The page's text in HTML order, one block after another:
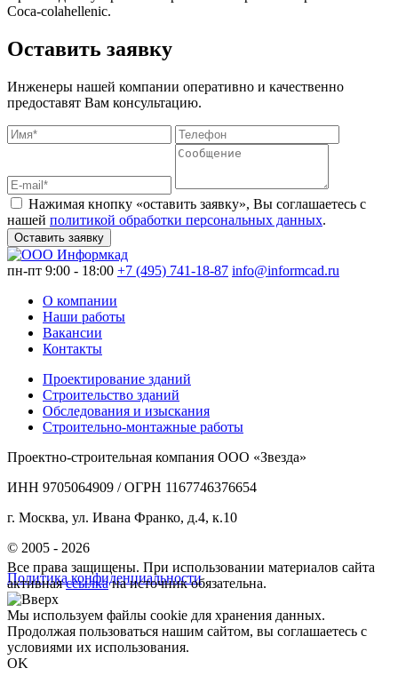
Сoca-colahellenic.
Оставить заявку
Инженеры нашей компании оперативно и качественно
предоставят Вам консультацию.
Нажимая кнопку «оставить заявку», Вы соглашаетесь с
нашей политикой обработки персональных данных.
Оставить заявку
пн-пт 9:00 - 18:00 +7 (495) 741-18-87 info@informcad.ru
О компании
Наши работы
Вакансии
Контакты
Проектирование зданий
Строительство зданий
Обследования и изыскания
Строительно-монтажные работы
Проектно-строительная компания ООО «Звезда»
ИНН 9705064909 / ОГРН 1167746376654
г. Москва, ул. Ивана Франко, д.4, к.10
© 2005 - 2026
Политика конфиденциальности
Все права защищены. При использовании материалов сайта
активнаяссылкана источник обязательна.
Мы используем файлы cookie для хранения данных.
Продолжая пользоваться нашим сайтом, вы соглашаетесь с
условиями их использования.
OK